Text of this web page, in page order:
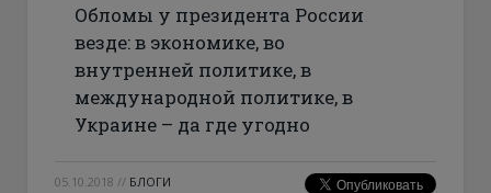
Обломы у президента России
везде: в экономике, во
внутренней политике, в
международной политике, в
Украине – да где угодно
05.10.2018 // БЛОГИ